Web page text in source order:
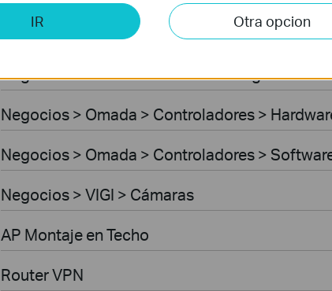
Negocios > Omada > Routers > Wired
Negocios > Omada > Routers > Integrated
Negocios > Omada > Controladores >
Negocios > Omada > Controladores >
Negocios > VIGI > Cámaras
AP Montaje en Techo
Router VPN
IR Otra opcion